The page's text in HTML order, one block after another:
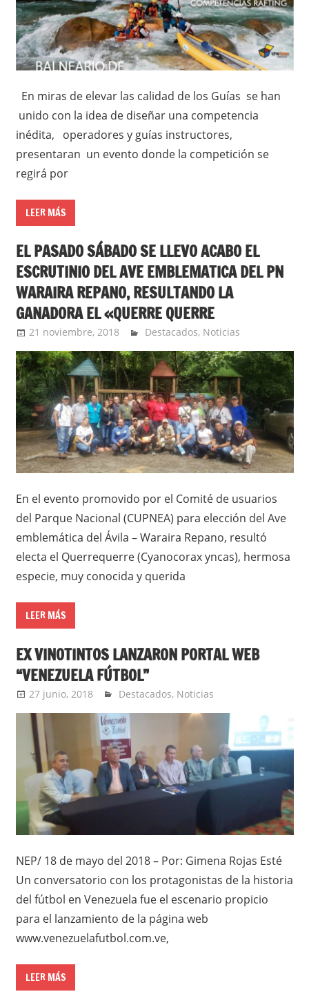
En miras de elevar las calidad de los Guías se han
unido con la idea de diseñar una competencia
inédita, operadores y guías instructores,
presentaran un evento donde la competición se
regirá por
LEER MÁS
EL PASADO SÁBADO SE LLEVO ACABO EL
ESCRUTINIO DEL AVE EMBLEMATICA DEL PN
WARAIRA REPANO, RESULTANDO LA
GANADORA EL «QUERRE QUERRE
21 noviembre, 2018 admin
Destacados, Noticias
En el evento promovido por el Comité de usuarios
del Parque Nacional (CUPNEA) para elección del Ave
emblemática del Ávila – Waraira Repano, resultó
electa el Querrequerre (Cyanocorax yncas), hermosa
especie, muy conocida y querida
LEER MÁS
EX VINOTINTOS LANZARON PORTAL WEB
“VENEZUELA FÚTBOL”
27 junio, 2018 admin
Destacados, Noticias
NEP/ 18 de mayo del 2018 – Por: Gimena Rojas Esté
Un conversatorio con los protagonistas de la historia
del fútbol en Venezuela fue el escenario propicio
para el lanzamiento de la página web
www.venezuelafutbol.com.ve,
LEER MÁS